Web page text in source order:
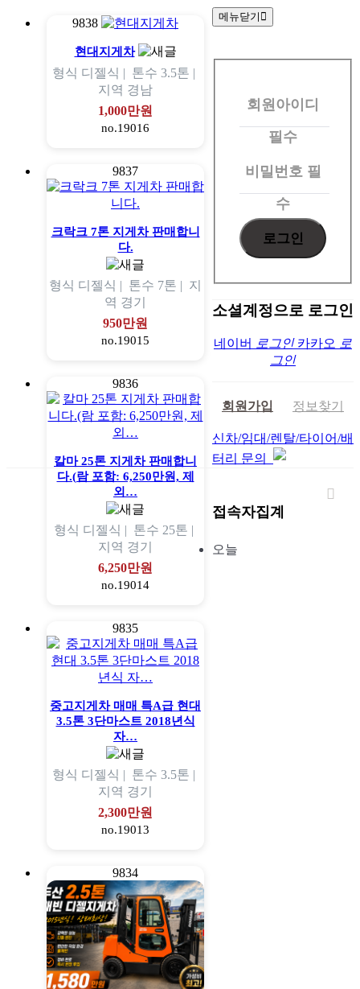
9838
현대지게차
형식 디젤식 | 톤수 3.5톤 |
지역 경남
1,000만원
no.19016
9837
크락크 7톤 지게차 판매합니
다.
형식 디젤식 | 톤수 7톤 | 지
역 경기
950만원
no.19015
9836
칼마 25톤 지게차 판매합니
다.(람 포함: 6,250만원, 제
외…
형식 디젤식 | 톤수 25톤 |
지역 경기
6,250만원
no.19014
9835
중고지게차 매매 특A급 현대
3.5톤 3단마스트 2018년식
자…
형식 디젤식 | 톤수 3.5톤 |
지역 경기
2,300만원
no.19013
9834
메뉴닫기
회
회원아이디
필수
비밀번호 필
수
소셜계정으로 로그인
네이버 로그인 카카오 로
그인
회원가입 정보찾기
신차/임대/렌탈/타이어/배
터리 문의
접속자집계
오늘